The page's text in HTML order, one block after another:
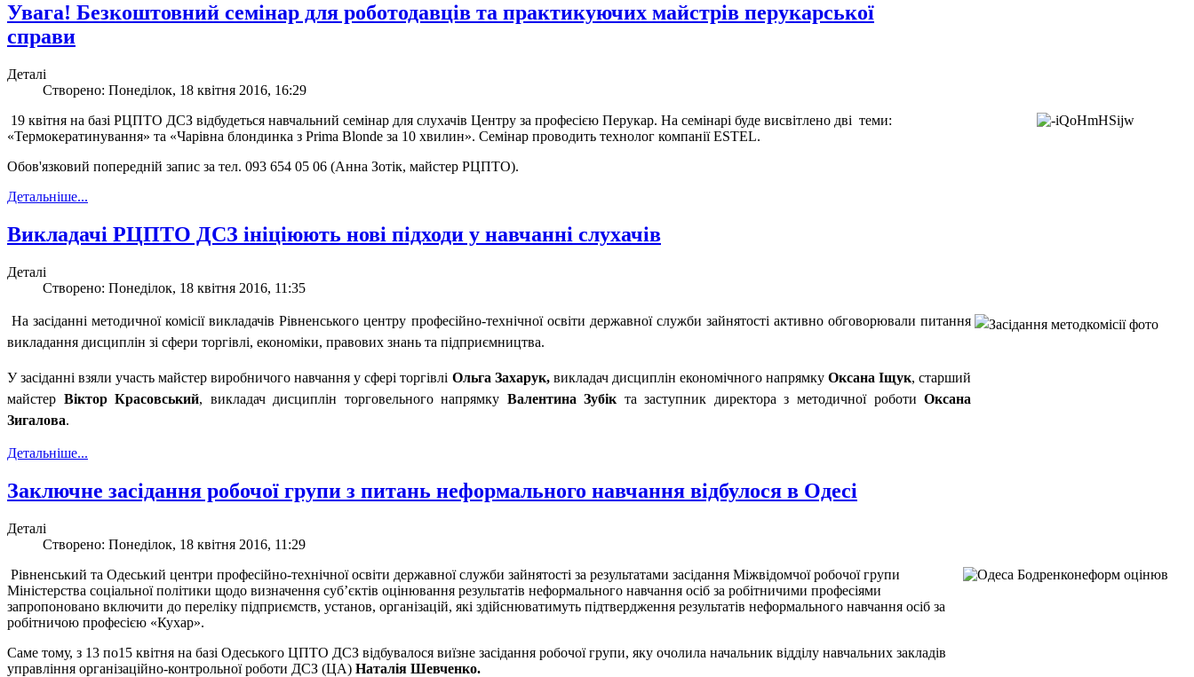
Увага! Безкоштовний семінар для роботодавців та практикуючих майстрів перукарської
справи
Деталі
Створено: Понеділок, 18 квітня 2016, 16:29
19 квітня на базі РЦПТО ДСЗ відбудеться навчальний семінар для слухачів Центру за професією Перукар. На семінарі буде висвітлено дві теми:
«Термокератинування» та «Чарівна блондинка з Prima Blondе за 10 хвилин». Семінар проводить технолог компанії ESTEL.
Обов'язковий попередній запис за тел. 093 654 05 06 (Анна Зотік, майстер РЦПТО).
Детальніше...
Викладачі РЦПТО ДСЗ ініціюють нові підходи у навчанні слухачів
Деталі
Створено: Понеділок, 18 квітня 2016, 11:35
На засіданні методичної комісії викладачів Рівненського центру професійно-технічної освіти державної служби зайнятості активно обговорювали питання
викладання дисциплін зі сфери торгівлі, економіки, правових знань та підприємництва.
У засіданні взяли участь майстер виробничого навчання у сфері торгівлі Ольга Захарук,викладач дисциплін економічного напрямку Оксана Іщук, старший
майстер Віктор Красовський, викладач дисциплін торговельного напрямку Валентина Зубік та заступник директора з методичної роботиОксана
Зигалова.
Детальніше...
Заключне засідання робочої групи з питань неформального навчання відбулося в Одесі
Деталі
Створено: Понеділок, 18 квітня 2016, 11:29
Рівненський та Одеський центри професійно-технічної освіти державної служби зайнятості за результатами засідання Міжвідомчої робочої групи
Міністерства соціальної політики щодо визначення суб’єктів оцінювання результатів неформального навчання осіб за робітничими професіями
запропоновано включити до переліку підприємств, установ, організацій, які здійснюватимуть підтвердження результатів неформального навчання осіб за
робітничою професією «Кухар».
Саме тому, з 13 по15 квітня на базі Одеського ЦПТО ДСЗ відбувалося виїзне засідання робочої групи, яку очолила начальник відділу навчальних закладів
управління організаційно-контрольної роботи ДСЗ (ЦА) Наталія Шевченко.